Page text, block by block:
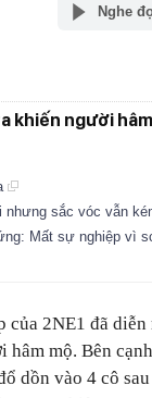
Nghe
khiến người
sắc vóc vẫn
Mất sự nghiệp vì
2NE1 đã
hâm mộ. Bên
dồn vào 4 cô